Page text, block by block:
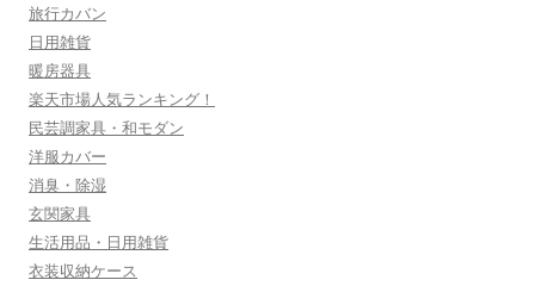
旅行カバン
日用雑貨
暖房器具
楽天市場人気ランキング！
民芸調家具・和モダン
洋服カバー
消臭・除湿
玄関家具
生活用品・日用雑貨
衣装収納ケース